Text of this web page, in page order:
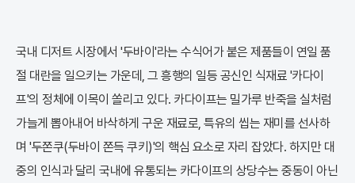
국내 디저트 시장에서 '두바이'라는 수식어가 붙은 제품들이 연일 품
절 대란을 일으키는 가운데, 그 흥행의 일등 공신인 식재료 '카다이
프'의 정체에 이목이 쏠리고 있다. 카다이프는 밀가루 반죽을 실처럼
가늘게 뽑아내어 바삭하게 구운 재료로, 특유의 씹는 재미를 선사하
며 '두쫀쿠(두바이 쫀득 쿠키)'의 핵심 요소로 자리 잡았다. 하지만 대
중의 인식과 달리 국내에 유통되는 카다이프의 상당수는 중동이 아닌